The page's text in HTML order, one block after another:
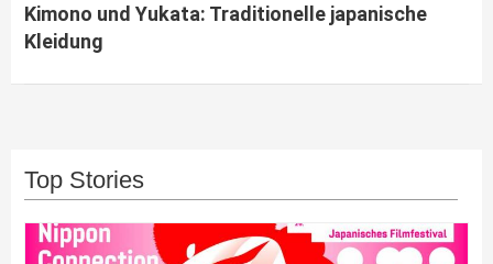
Kimono und Yukata: Traditionelle japanische
Kleidung
Top Stories